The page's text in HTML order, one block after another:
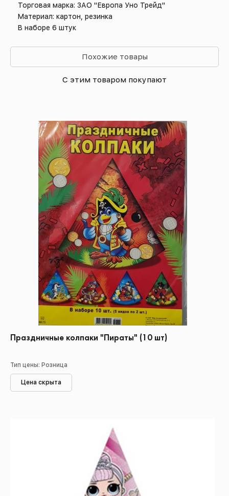
Торговая марка: ЗАО "Европа Уно Трейд"
Материал: картон, резинка
В наборе 6 штук
Похожие товары
С этим товаром покупают
Праздничные колпаки "Пираты" (10 шт)
Тип цены: Розница
Цена скрыта